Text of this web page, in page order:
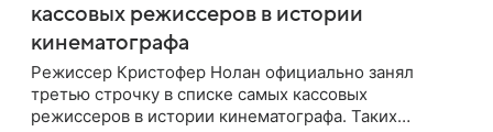
кассовых режиссеров в истории
кинематографа
Режиссер Кристофер Нолан официально занял
третью строчку в списке самых кассовых
режиссеров в истории кинематографа. Таких